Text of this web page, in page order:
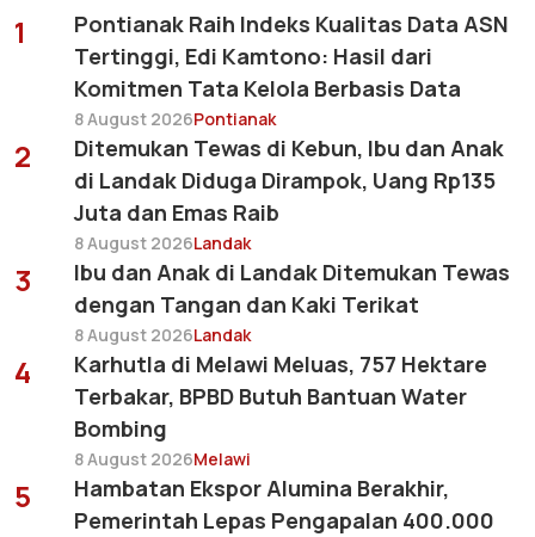
1
Pontianak Raih Indeks Kualitas Data ASN
Tertinggi, Edi Kamtono: Hasil dari
Komitmen Tata Kelola Berbasis Data
8 August 2026Pontianak
2
Ditemukan Tewas di Kebun, Ibu dan Anak
di Landak Diduga Dirampok, Uang Rp135
Juta dan Emas Raib
8 August 2026Landak
3
Ibu dan Anak di Landak Ditemukan Tewas
dengan Tangan dan Kaki Terikat
8 August 2026Landak
4
Karhutla di Melawi Meluas, 757 Hektare
Terbakar, BPBD Butuh Bantuan Water
Bombing
8 August 2026Melawi
5
Hambatan Ekspor Alumina Berakhir,
Pemerintah Lepas Pengapalan 400.000